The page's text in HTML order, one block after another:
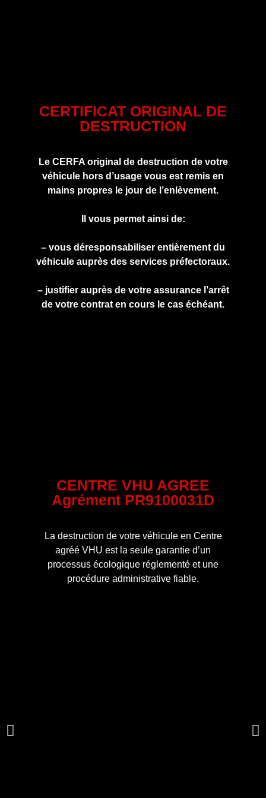
CERTIFICAT ORIGINAL DE
DESTRUCTION
Le CERFA original de destruction de votre
véhicule hors d’usage vous est remis en
mains propres le jour de l’enlèvement.
Il vous permet ainsi de:
– vous déresponsabiliser entièrement du
véhicule auprès des services préfectoraux.
– justifier auprès de votre assurance l’arrêt
de votre contrat en cours le cas échéant.
CENTRE VHU AGREE
Agrément PR9100031D
La destruction de votre véhicule en Centre
agréé VHU est la seule garantie d’un
processus écologique réglementé et une
procédure administrative fiable.